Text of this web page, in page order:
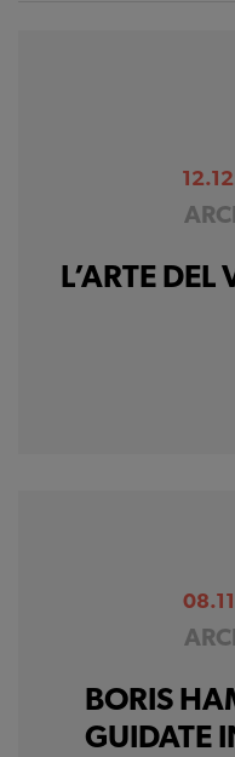
L’ARTE
BORIS
GUIDATE